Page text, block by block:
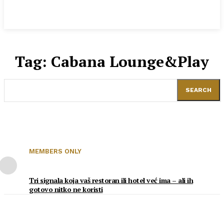
Tag: Cabana Lounge&Play
SEARCH
MEMBERS ONLY
Tri signala koja vaš restoran ili hotel već ima – ali ih
gotovo nitko ne koristi